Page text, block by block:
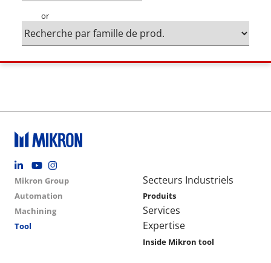
or
Footer social
Group menu
Mikron Group
Automation
Machining
Tool
Main navigation
Secteurs Industriels
Produits
Services
Expertise
Inside Mikron tool